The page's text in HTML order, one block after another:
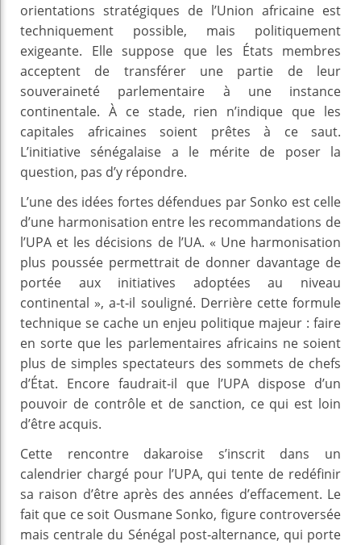
orientations stratégiques de l’Union africaine est
techniquement possible, mais politiquement
exigeante. Elle suppose que les États membres
acceptent de transférer une partie de leur
souveraineté parlementaire à une instance
continentale. À ce stade, rien n’indique que les
capitales africaines soient prêtes à ce saut.
L’initiative sénégalaise a le mérite de poser la
question, pas d’y répondre.
L’une des idées fortes défendues par Sonko est celle
d’une harmonisation entre les recommandations de
l’UPA et les décisions de l’UA. « Une harmonisation
plus poussée permettrait de donner davantage de
portée aux initiatives adoptées au niveau
continental », a‑t‑il souligné. Derrière cette formule
technique se cache un enjeu politique majeur : faire
en sorte que les parlementaires africains ne soient
plus de simples spectateurs des sommets de chefs
d’État. Encore faudrait‑il que l’UPA dispose d’un
pouvoir de contrôle et de sanction, ce qui est loin
d’être acquis.
Cette rencontre dakaroise s’inscrit dans un
calendrier chargé pour l’UPA, qui tente de redéfinir
sa raison d’être après des années d’effacement. Le
fait que ce soit Ousmane Sonko, figure controversée
mais centrale du Sénégal post‑alternance, qui porte